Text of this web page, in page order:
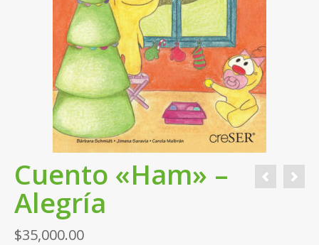
Cuento «Ham» –
Alegría
$35,000.00